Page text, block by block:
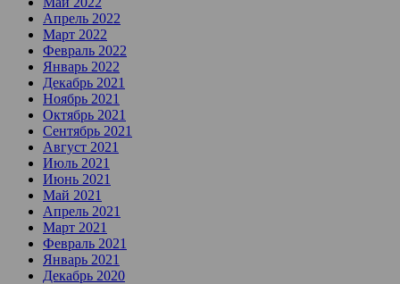
Апрель 2022
Март 2022
Февраль 2022
Январь 2022
Декабрь 2021
Ноябрь 2021
Октябрь 2021
Сентябрь 2021
Август 2021
Июль 2021
Июнь 2021
Май 2021
Апрель 2021
Март 2021
Февраль 2021
Январь 2021
Декабрь 2020